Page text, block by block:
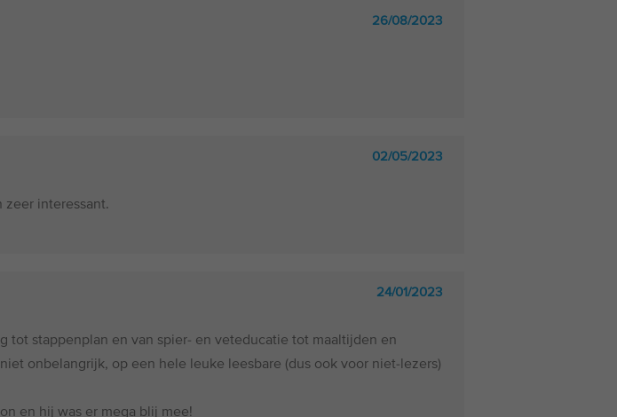
26/08/2023
02/05/2023
interessant.
24/01/2023
tot stappenplan en van spier- en veteducatie tot maaltijden en
onbelangrijk, op een hele leuke leesbare (dus ook voor niet-lezers)
en hij was er mega blij mee!